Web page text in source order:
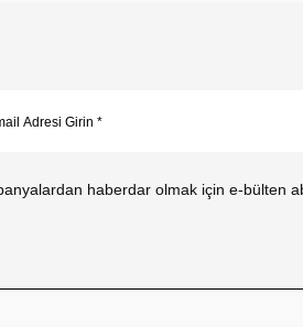
haberdar olmak için e-bülten